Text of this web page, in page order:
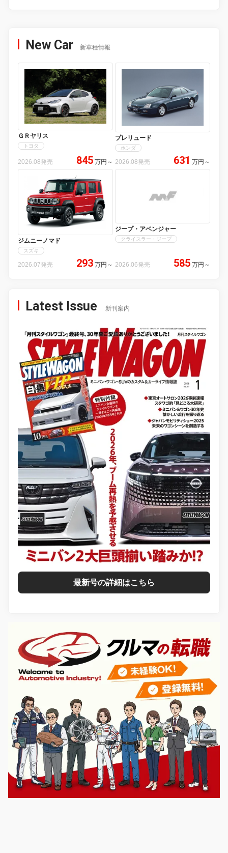
New Car 新車種情報
ＧＲヤリス
トヨタ
2026.08発売 845 万円 ～
プレリュード
ホンダ
2026.08発売 631 万円 ～
ジムニーノマド
スズキ
2026.07発売 293 万円 ～
ジープ・アベンジャー
クライスラー・ジープ
2026.06発売 585 万円 ～
Latest Issue 新刊案内
最新号の詳細はこちら